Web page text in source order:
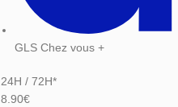
GLS Chez vous +
24H / 72H*
8.90€